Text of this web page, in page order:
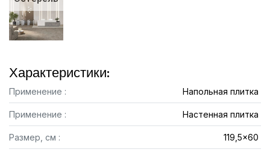
Характеристики:
Применение : Напольная плитка
Применение : Настенная плитка
Размер, см : 119,5x60